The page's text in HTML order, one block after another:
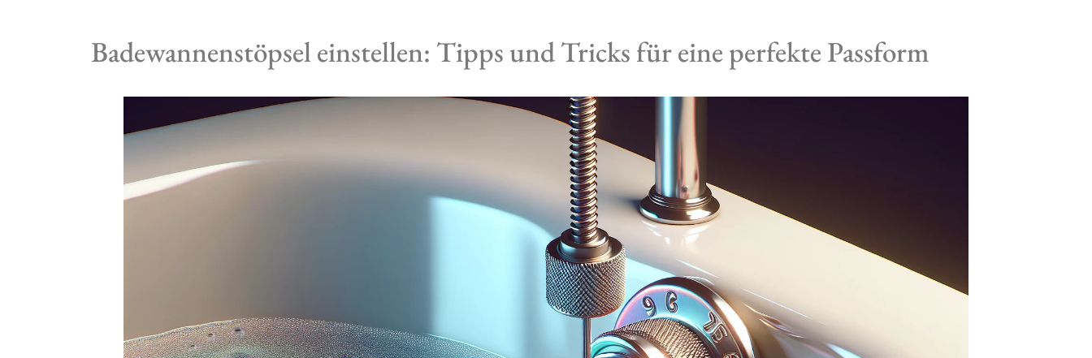
Badewannenstöpsel einstellen: Tipps und Tricks für eine perfekte Passform